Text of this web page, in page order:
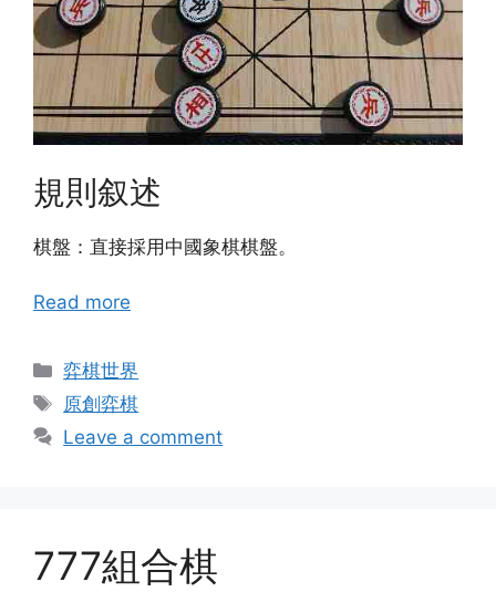
規則叙述
棋盤：直接採用中國象棋棋盤。
Read more
Categories
弈棋世界
Tags
原創弈棋
Leave a comment
777組合棋